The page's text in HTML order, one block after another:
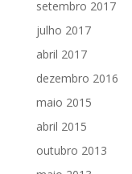
setembro 2017
julho 2017
abril 2017
dezembro 2016
maio 2015
abril 2015
outubro 2013